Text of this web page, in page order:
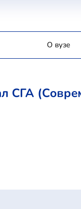
О вузе
СГА